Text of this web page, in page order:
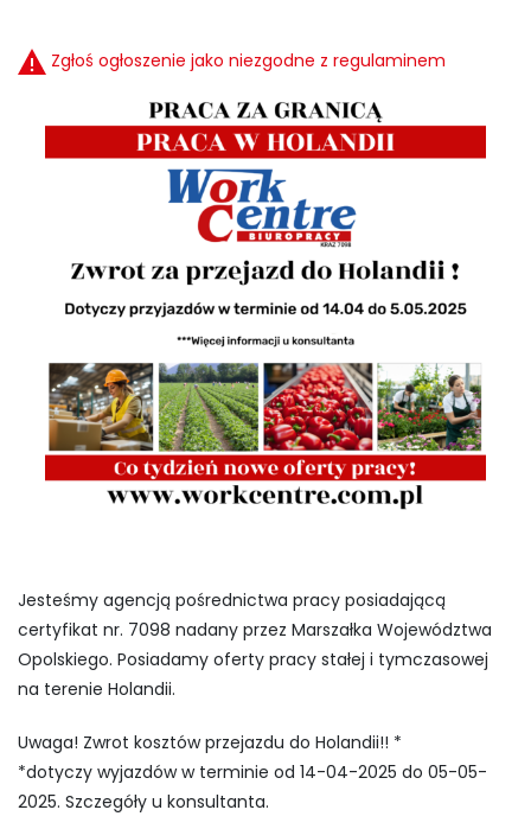
Zgłoś ogłoszenie jako niezgodne z regulaminem
Jesteśmy agencją pośrednictwa pracy posiadającą
certyfikat nr. 7098 nadany przez Marszałka Województwa
Opolskiego. Posiadamy oferty pracy stałej i tymczasowej
na terenie Holandii.
Uwaga! Zwrot kosztów przejazdu do Holandii!! *
*dotyczy wyjazdów w terminie od 14-04-2025 do 05-05-
2025. Szczegóły u konsultanta.